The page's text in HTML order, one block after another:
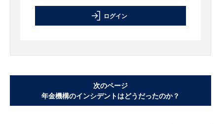
ログイン
次のページ
年金機構のインシデントはどうだったのか？